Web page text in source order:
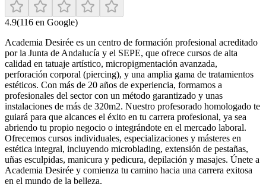
4.9(116 en Google)
Academia Desirée es un centro de formación profesional acreditado
por la Junta de Andalucía y el SEPE, que ofrece cursos de alta
calidad en tatuaje artístico, micropigmentación avanzada,
perforación corporal (piercing), y una amplia gama de tratamientos
estéticos. Con más de 20 años de experiencia, formamos a
profesionales del sector con un método garantizado y unas
instalaciones de más de 320m2. Nuestro profesorado homologado te
guiará para que alcances el éxito en tu carrera profesional, ya sea
abriendo tu propio negocio o integrándote en el mercado laboral.
Ofrecemos cursos individuales, especializaciones y másteres en
estética integral, incluyendo microblading, extensión de pestañas,
uñas esculpidas, manicura y pedicura, depilación y masajes. Únete a
Academia Desirée y comienza tu camino hacia una carrera exitosa
en el mundo de la belleza.